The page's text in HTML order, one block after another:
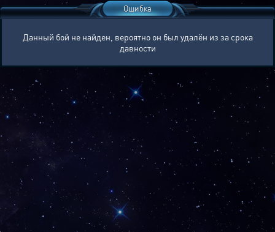
Ошибка
Данный бой не найден, вероятно он был удалён из за срока
давности